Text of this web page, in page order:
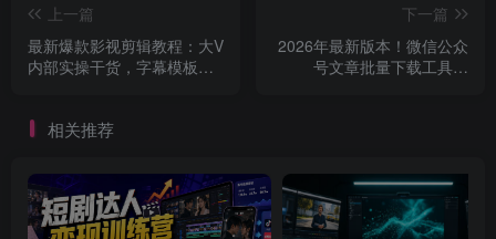
上一篇
最新爆款影视剪辑教程：大V
内部实操干货，字幕模板音
下一篇
2026年最新版本！微信公众
号文章批量下载工具，
相关推荐